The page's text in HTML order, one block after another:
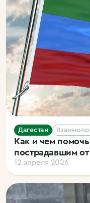
Дагестан
Как и чем
пострадавшим
12 апреля 2026